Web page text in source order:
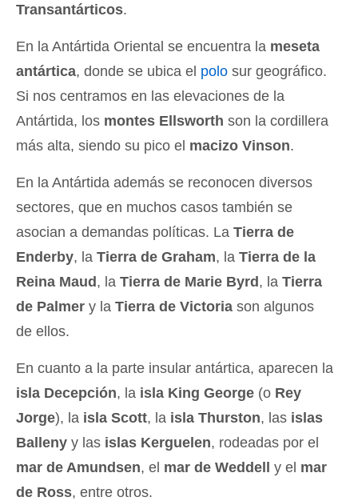
Transantárticos.
En la Antártida Oriental se encuentra la meseta
antártica, donde se ubica el polo sur geográfico.
Si nos centramos en las elevaciones de la
Antártida, los montes Ellsworth son la cordillera
más alta, siendo su pico el macizo Vinson.
En la Antártida además se reconocen diversos
sectores, que en muchos casos también se
asocian a demandas políticas. La Tierra de
Enderby, la Tierra de Graham, la Tierra de la
Reina Maud, la Tierra de Marie Byrd, la Tierra
de Palmer y la Tierra de Victoria son algunos
de ellos.
En cuanto a la parte insular antártica, aparecen la
isla Decepción, la isla King George (o Rey
Jorge), la isla Scott, la isla Thurston, las islas
Balleny y las islas Kerguelen, rodeadas por el
mar de Amundsen, el mar de Weddell y el mar
de Ross, entre otros.